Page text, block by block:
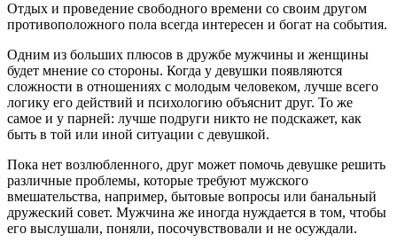
Отдых и проведение свободного времени со своим другом
противоположного пола всегда интересен и богат на события.
Одним из больших плюсов в дружбе мужчины и женщины
будет мнение со стороны. Когда у девушки появляются
сложности в отношениях с молодым человеком, лучше всего
логику его действий и психологию объяснит друг. То же
самое и у парней: лучше подруги никто не подскажет, как
быть в той или иной ситуации с девушкой.
Пока нет возлюбленного, друг может помочь девушке решить
различные проблемы, которые требуют мужского
вмешательства, например, бытовые вопросы или банальный
дружеский совет. Мужчина же иногда нуждается в том, чтобы
его выслушали, поняли, посочувствовали и не осуждали.